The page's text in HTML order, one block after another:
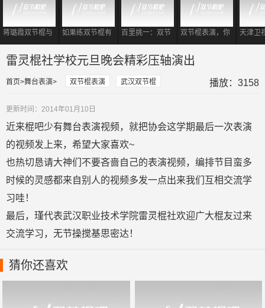
蒋璐霞双节棍与
一龙同台相遇
如果练双节棍有
段位
百里挑一：双节
棍教练登场，震
撼到各位女嘉
宾！
双节棍表演，你
要记住这样的一
套规律，又专业
又好看
天津卫
战书谢
雷灵棍社学校元旦晚会精彩压轴演出
首页 舞台表演 双节棍表演 武汉双节棍 播放：3158
更新时间：2014年01月10日
近来棍吧少有舞台表演视频，就把协会这学期最后一次表演
的视频发上来，希望大家喜欢~
也热切恳请大神们不要吝啬自己的表演视频，编排节目蛮多
时候的灵感都来自别人的视频多发一点出来我们互相交流学
习哇！
最后，瑾代表武汉职业技术学院雷灵棍社欢迎广大棍友过来
交流学习，无节操搅基思密达！
猜你还喜欢